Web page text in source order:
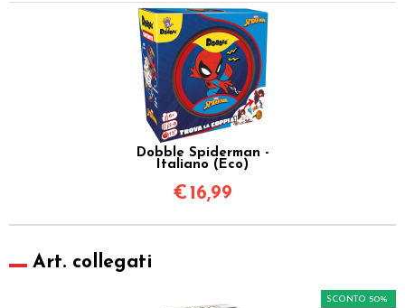
Dobble Spiderman -
Italiano (Eco)
€ 16,99
Art. collegati
SCONTO 50%